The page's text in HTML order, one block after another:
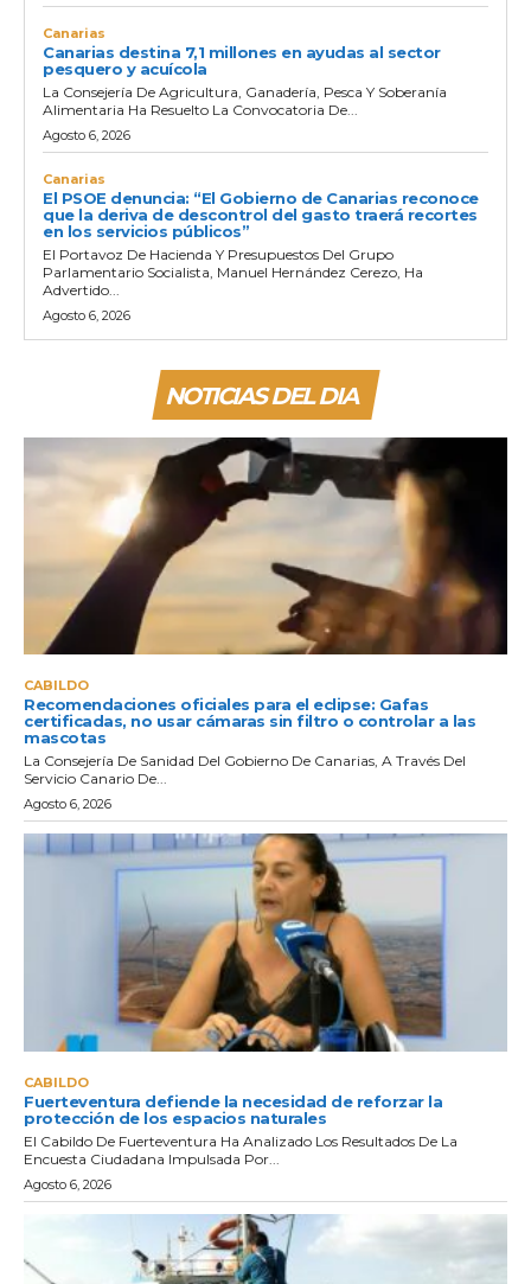
Canarias
Canarias destina 7,1 millones en ayudas al sector
pesquero y acuícola
La Consejería De Agricultura, Ganadería, Pesca Y Soberanía
Alimentaria Ha Resuelto La Convocatoria De...
Agosto 6, 2026
Canarias
El PSOE denuncia: “El Gobierno de Canarias reconoce
que la deriva de descontrol del gasto traerá recortes
en los servicios públicos”
El Portavoz De Hacienda Y Presupuestos Del Grupo
Parlamentario Socialista, Manuel Hernández Cerezo, Ha
Advertido...
Agosto 6, 2026
NOTICIAS DEL DIA
CABILDO
Recomendaciones oficiales para el eclipse: Gafas
certificadas, no usar cámaras sin filtro o controlar a las
mascotas
La Consejería De Sanidad Del Gobierno De Canarias, A Través Del
Servicio Canario De...
Agosto 6, 2026
CABILDO
Fuerteventura defiende la necesidad de reforzar la
protección de los espacios naturales
El Cabildo De Fuerteventura Ha Analizado Los Resultados De La
Encuesta Ciudadana Impulsada Por...
Agosto 6, 2026